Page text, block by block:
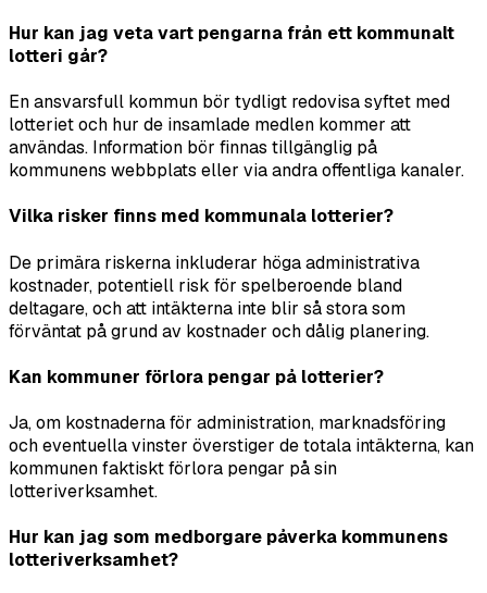
Hur kan jag veta vart pengarna från ett kommunalt
lotteri går?
En ansvarsfull kommun bör tydligt redovisa syftet med
lotteriet och hur de insamlade medlen kommer att
användas. Information bör finnas tillgänglig på
kommunens webbplats eller via andra offentliga kanaler.
Vilka risker finns med kommunala lotterier?
De primära riskerna inkluderar höga administrativa
kostnader, potentiell risk för spelberoende bland
deltagare, och att intäkterna inte blir så stora som
förväntat på grund av kostnader och dålig planering.
Kan kommuner förlora pengar på lotterier?
Ja, om kostnaderna för administration, marknadsföring
och eventuella vinster överstiger de totala intäkterna, kan
kommunen faktiskt förlora pengar på sin
lotteriverksamhet.
Hur kan jag som medborgare påverka kommunens
lotteriverksamhet?